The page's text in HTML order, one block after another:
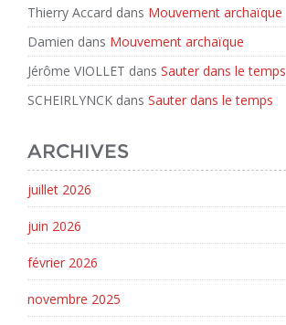
Thierry Accard dans Mouvement archaïque
Damien dans Mouvement archaïque
Jérôme VIOLLET dans Sauter dans le temps
SCHEIRLYNCK dans Sauter dans le temps
ARCHIVES
juillet 2026
juin 2026
février 2026
novembre 2025